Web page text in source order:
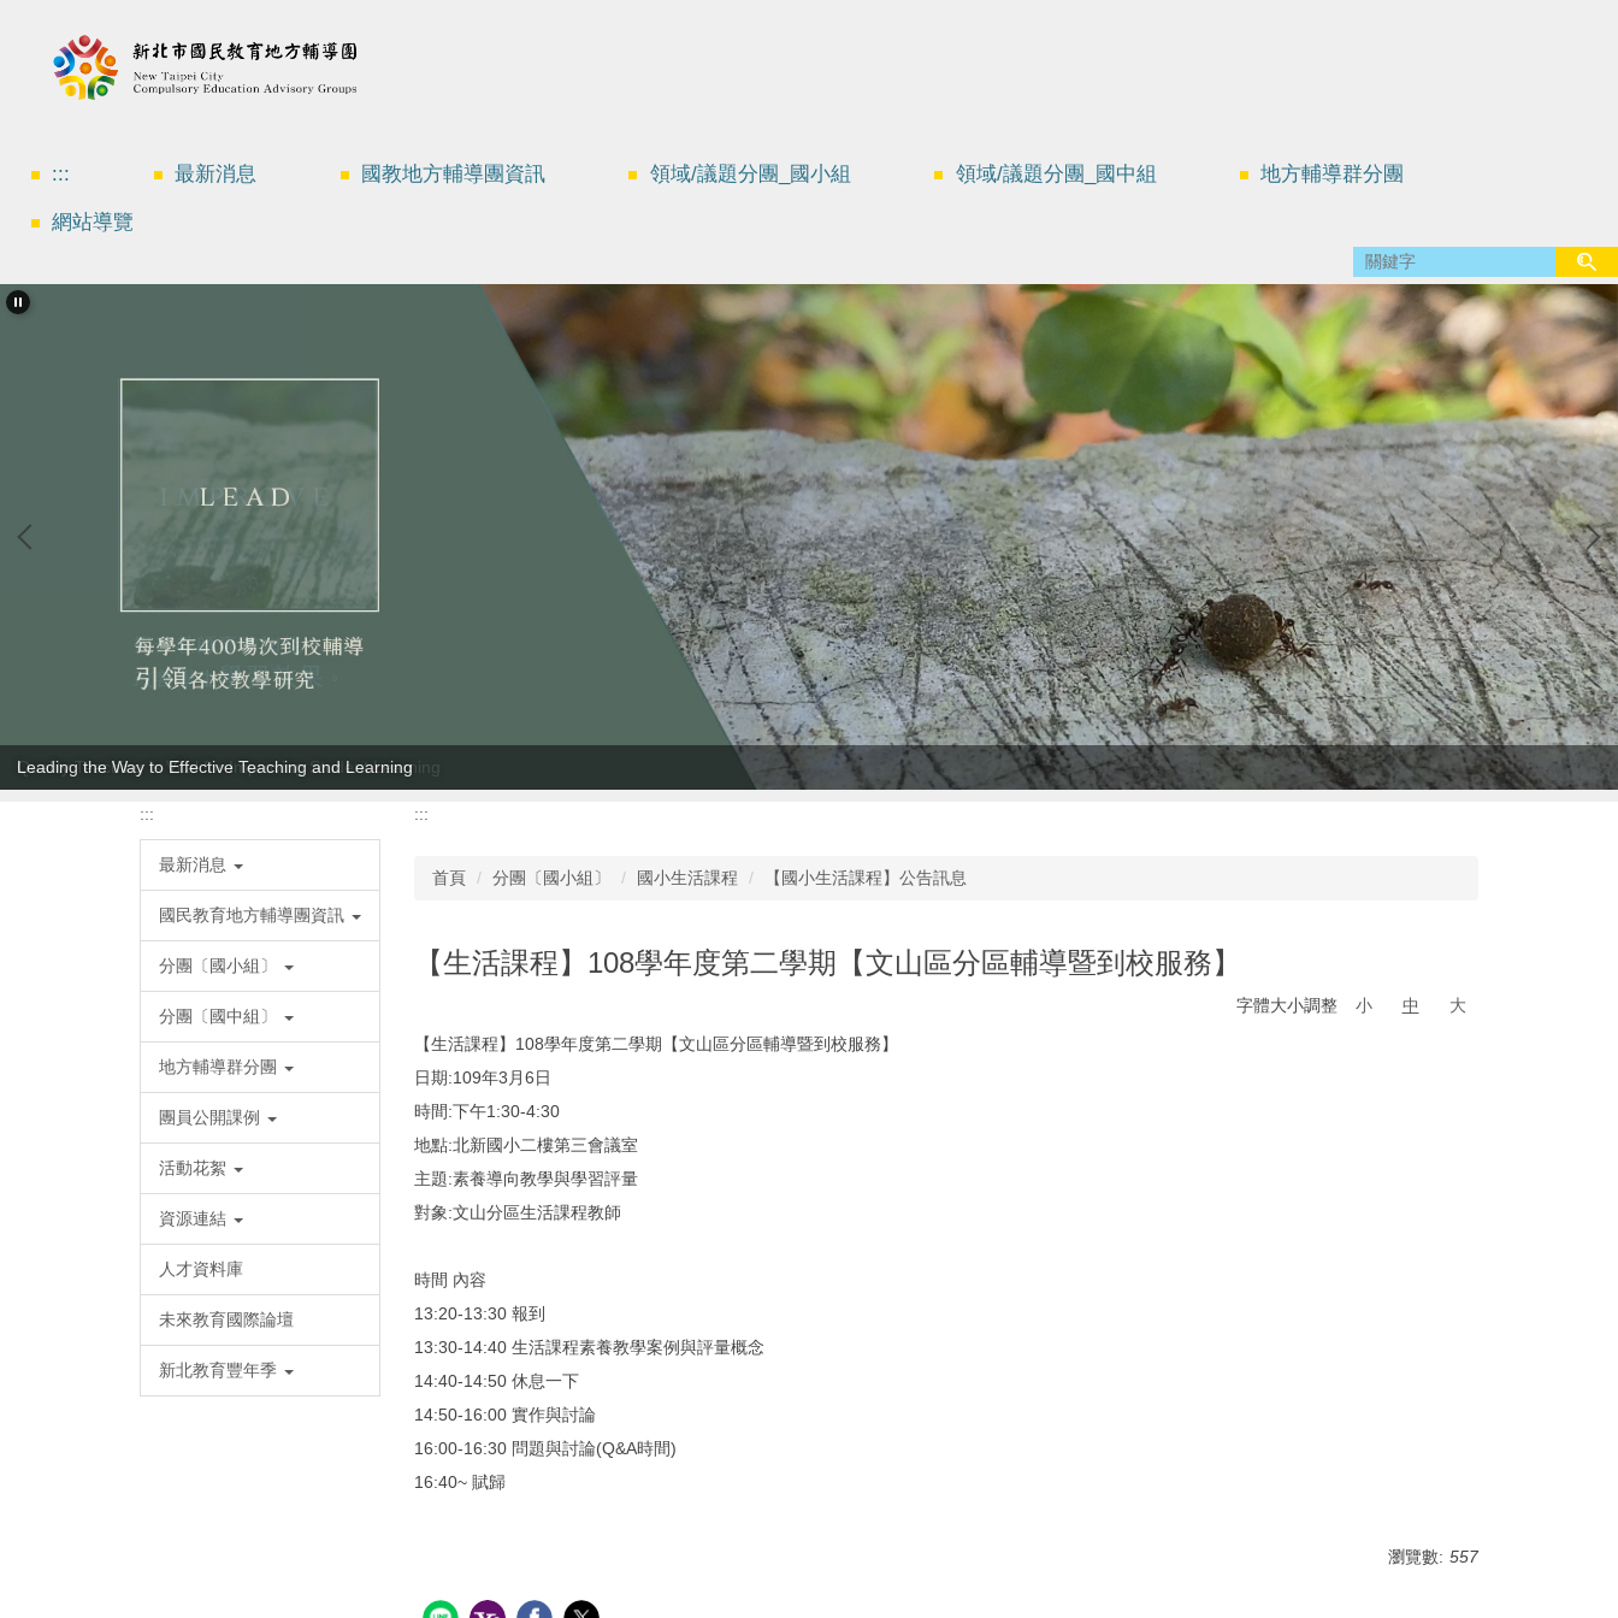
::: 最新消息 國教地方輔導團資訊 領域/議題分團_國小組 領域/議題分團_國中組 地方輔導群分團
網站導覽
Leading the Way to Effective Teaching and Learning
:::
最新消息
國民教育地方輔導團資訊
分團〔國小組〕
分團〔國中組〕
地方輔導群分團
團員公開課例
活動花絮
資源連結
人才資料庫
未來教育國際論壇
新北教育豐年季
:::
首頁 分團〔國小組〕 國小生活課程 【國小生活課程】公告訊息
【生活課程】108學年度第二學期【文山區分區輔導暨到校服務】
字體大小調整 小 中
大
【生活課程】108學年度第二學期【文山區分區輔導暨到校服務】
日期:109年3月6日
時間:下午1:30-4:30
地點:北新國小二樓第三會議室
主題:素養導向教學與學習評量
對象:文山分區生活課程教師
時間 內容
13:20-13:30 報到
13:30-14:40 生活課程素養教學案例與評量概念
14:40-14:50 休息一下
14:50-16:00 實作與討論
16:00-16:30 問題與討論(Q&A時間)
16:40~ 賦歸
瀏覽數: 557